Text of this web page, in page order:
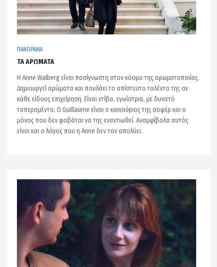
ΠΑΝΟΡΑΜΑ
ΤΑ ΑΡΩΜΑΤΑ
Η Anne Walberg είναι πασίγνωστη στον κόσμο της αρωματοποιίας.
Δημιουργεί αρώματα και πουλάει το απίστευτο ταλέντο της σε
κάθε είδους επιχείρηση. Είναι ντίβα, εγωίστρια, με δυνατό
ταπεραμέντο. Ο Guillaume είναι ο καινούριος της σοφέρ και ο
μόνος που δεν φοβάται να της εναντιωθεί. Αναμφίβολα αυτός
είναι και ο λόγος που η Anne δεν τον απολύει.